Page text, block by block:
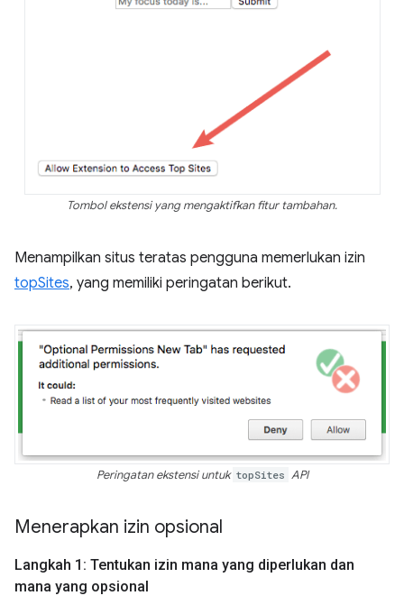
Tombol ekstensi yang mengaktifkan fitur tambahan.
Menampilkan situs teratas pengguna memerlukan izin
topSites, yang memiliki peringatan berikut.
Peringatan ekstensi untuk topSites API
Menerapkan izin opsional
Langkah 1: Tentukan izin mana yang diperlukan dan
mana yang opsional